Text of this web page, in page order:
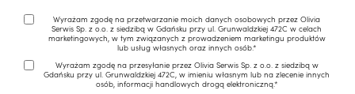
Wyrażam zgodę na przetwarzanie moich danych osobowych przez Olivia
Serwis Sp. z o.o. z siedzibą w Gdańsku przy ul. Grunwaldzkiej 472C w celach
marketingowych, w tym związanych z prowadzeniem marketingu produktów
lub usług własnych oraz innych osób.*
Wyrażam zgodę na przesyłanie przez Olivia Serwis Sp. z o.o. z siedzibą w
Gdańsku przy ul. Grunwaldzkiej 472C, w imieniu własnym lub na zlecenie innych
osób, informacji handlowych drogą elektroniczną.*